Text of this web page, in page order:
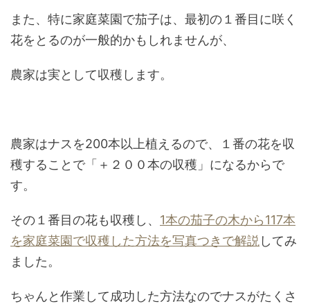
また、特に家庭菜園で茄子は、最初の１番目に咲く
花をとるのが一般的かもしれませんが、
農家は実として収穫します。
農家はナスを200本以上植えるので、１番の花を収
穫することで「＋２００本の収穫」になるからで
す。
その１番目の花も収穫し、 1本の茄子の木から117本
を家庭菜園で収穫した方法を写真つきで解説 してみ
ました。
ちゃんと作業して成功した方法なのでナスがたくさ